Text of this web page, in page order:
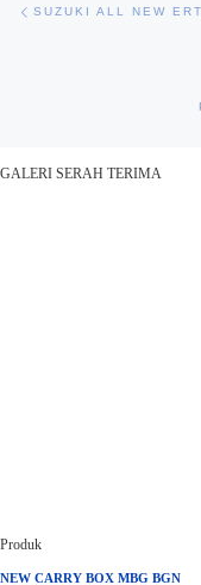
SUZUKI ALL NEW
GALERI SERAH TERIMA
Produk
NEW CARRY BOX MBG BGN